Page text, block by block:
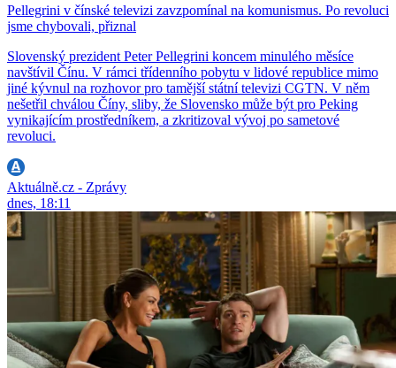
Pellegrini v čínské televizi zavzpomínal na komunismus. Po revoluci
jsme chybovali, přiznal
Slovenský prezident Peter Pellegrini koncem minulého měsíce
navštívil Čínu. V rámci třídenního pobytu v lidové republice mimo
jiné kývnul na rozhovor pro tamější státní televizi CGTN. V něm
nešetřil chválou Číny, sliby, že Slovensko může být pro Peking
vynikajícím prostředníkem, a zkritizoval vývoj po sametové
revoluci.
Aktuálně.cz - Zprávy
dnes, 18:11